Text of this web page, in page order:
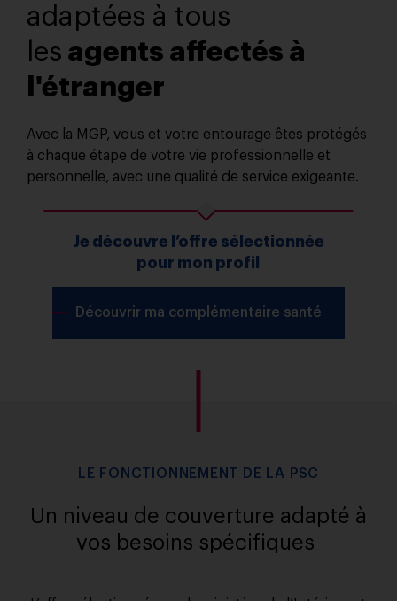
adaptées à tous
les agents affectés à
l'étranger
Avec la MGP, vous et votre entourage êtes protégés
à chaque étape de votre vie professionnelle et
personnelle, avec une qualité de service exigeante.
Je découvre l’offre sélectionnée
pour mon profil
Découvrir ma complémentaire santé
LE FONCTIONNEMENT DE LA PSC
Un niveau de couverture adapté à
vos besoins spécifiques